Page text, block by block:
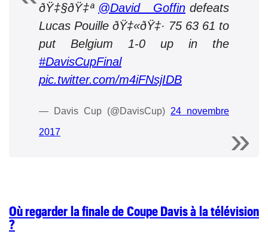
ðŸ‡§ðŸ‡ª @David__Goffin defeats
Lucas Pouille ðŸ‡«ðŸ‡· 75 63 61 to
put Belgium 1-0 up in the
#DavisCupFinal
pic.twitter.com/m4iFNsjIDB
— Davis Cup (@DavisCup) 24 novembre
2017
Où regarder la finale de Coupe Davis à la télévision
?